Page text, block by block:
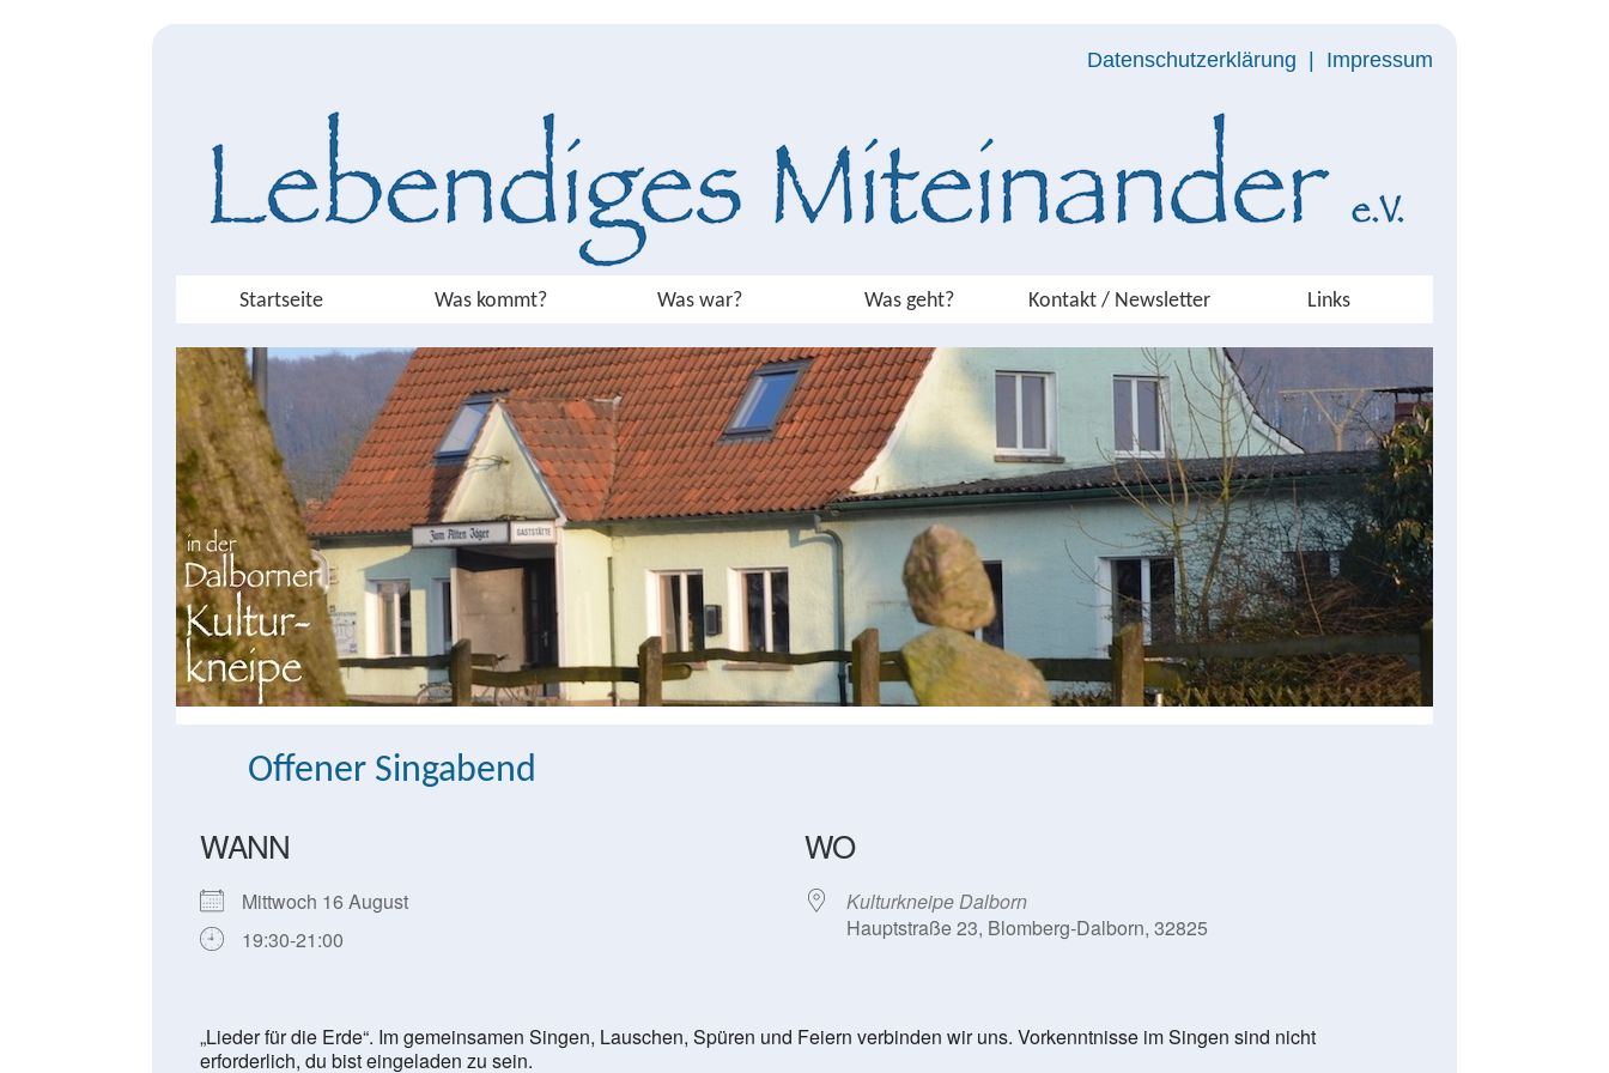
Datenschutzerklärung Impressum
Startseite Was kommt? Was war? Was geht? Kontakt / Newsletter Links
Offener Singabend
WANN
Mittwoch 16 August
19:30-21:00
WO
Kulturkneipe Dalborn
Hauptstraße 23, Blomberg-Dalborn, 32825
„Lieder für die Erde“. Im gemeinsamen Singen, Lauschen, Spüren und Feiern verbinden wir uns. Vorkenntnisse im Singen sind nicht
erforderlich, du bist eingeladen zu sein.